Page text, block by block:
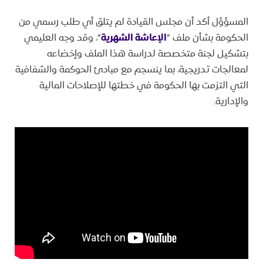
المسؤؤل أكد أن مجلس القيادة لم يتلق أي طلب رسمي من
الحكومة بشأن ملف “الإعاشة الشهرية“، وقد وجه العليمي
بتشكيل لجنة متخصصة لدراسة هذا الملف وإخضاعه
لمعالجات تدريجية، بما ينسجم مع مبادئ الحوكمة والشفافية
التي التزمت بها الحكومة في خطتها للإصلاحات المالية
والإدارية.